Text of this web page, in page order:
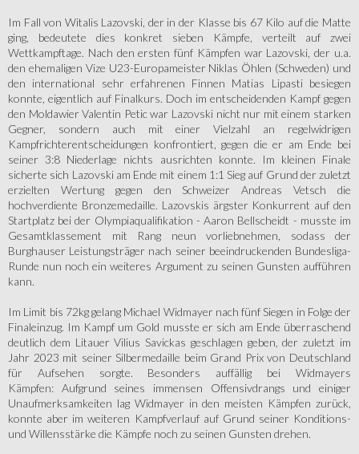
Im Fall von Witalis Lazovski, der in der Klasse bis 67 Kilo auf die Matte
ging, bedeutete dies konkret sieben Kämpfe, verteilt auf zwei
Wettkampftage. Nach den ersten fünf Kämpfen war Lazovski, der u.a.
den ehemaligen Vize U23-Europameister Niklas Öhlen (Schweden) und
den international sehr erfahrenen Finnen Matias Lipasti besiegen
konnte, eigentlich auf Finalkurs. Doch im entscheidenden Kampf gegen
den Moldawier Valentin Petic war Lazovski nicht nur mit einem starken
Gegner, sondern auch mit einer Vielzahl an regelwidrigen
Kampfrichterentscheidungen konfrontiert, gegen die er am Ende bei
seiner 3:8 Niederlage nichts ausrichten konnte. Im kleinen Finale
sicherte sich Lazovski am Ende mit einem 1:1 Sieg auf Grund der zuletzt
erzielten Wertung gegen den Schweizer Andreas Vetsch die
hochverdiente Bronzemedaille. Lazovskis ärgster Konkurrent auf den
Startplatz bei der Olympiaqualifikation - Aaron Bellscheidt - musste im
Gesamtklassement mit Rang neun vorliebnehmen, sodass der
Burghauser Leistungsträger nach seiner beeindruckenden Bundesliga-
Runde nun noch ein weiteres Argument zu seinen Gunsten aufführen
kann.
Im Limit bis 72kg gelang Michael Widmayer nach fünf Siegen in Folge der
Finaleinzug. Im Kampf um Gold musste er sich am Ende überraschend
deutlich dem Litauer Vilius Savickas geschlagen geben, der zuletzt im
Jahr 2023 mit seiner Silbermedaille beim Grand Prix von Deutschland
für Aufsehen sorgte. Besonders auffällig bei Widmayers
Kämpfen: Aufgrund seines immensen Offensivdrangs und einiger
Unaufmerksamkeiten lag Widmayer in den meisten Kämpfen zurück,
konnte aber im weiteren Kampfverlauf auf Grund seiner Konditions-
und Willensstärke die Kämpfe noch zu seinen Gunsten drehen.